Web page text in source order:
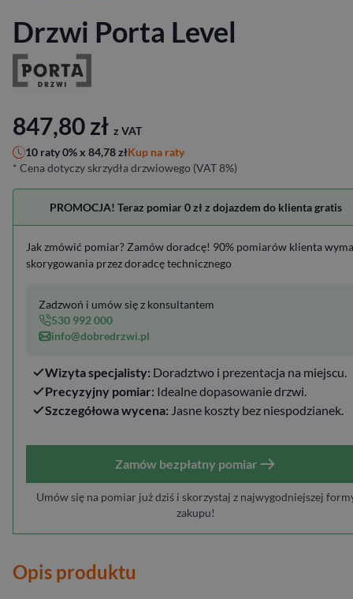
Drzwi Porta Level
847,80zł z VAT
10 raty 0% x 84,78złKup na raty
* Cena dotyczy skrzydła drzwiowego (VAT 8%)
PROMOCJA! Teraz pomiar 0 zł z dojazdem do klienta gratis
Jak zmówić pomiar? Zamów doradcę! 90% pomiarów klienta
skorygowania przez doradcę technicznego
Wizyta specjalisty: Doradztwo i prezentacja na miejscu.
Precyzyjny pomiar: Idealne dopasowanie drzwi.
Szczegółowa wycena: Jasne koszty bez niespodzianek.
Zadzwoń i umów się z konsultantem
530 992 000
info@dobredrzwi.pl
Zamów bezpłatny pomiar
Umów się na pomiar już dziś i skorzystaj z najwygodniejszej
zakupu!
Opis produktu